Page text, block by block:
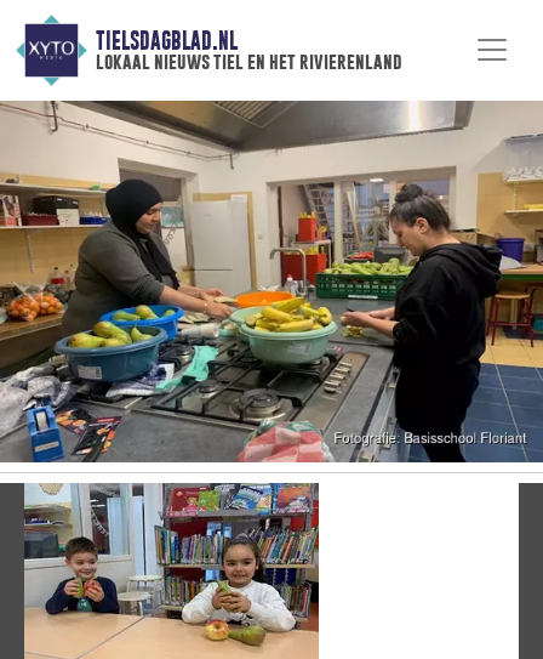
TIELSDAGBLAD.NL
lokaal nieuws tiel en het rivierenland
Vorige